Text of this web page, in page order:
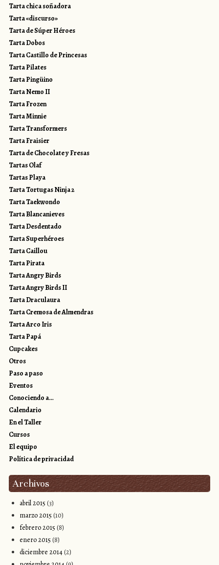
Tarta chica soñadora
Tarta «discurso»
Tarta de Súper Héroes
Tarta Dobos
Tarta Castillo de Princesas
Tarta Pilates
Tarta Pingüino
Tarta Nemo II
Tarta Frozen
Tarta Minnie
Tarta Transformers
Tarta Fraisier
Tarta de Chocolate y Fresas
Tartas Olaf
Tartas Playa
Tarta Tortugas Ninja 2
Tarta Taekwondo
Tarta Blancanieves
Tarta Desdentado
Tarta Superhéroes
Tarta Caillou
Tarta Pirata
Tarta Angry Birds
Tarta Angry Birds II
Tarta Draculaura
Tarta Cremosa de Almendras
Tarta Arco Iris
Tarta Papá
Cupcakes
Otros
Paso a paso
Eventos
Conociendo a…
Calendario
En el Taller
Cursos
El equipo
Política de privacidad
Archivos
abril 2015 (3)
marzo 2015 (10)
febrero 2015 (8)
enero 2015 (8)
diciembre 2014(2)